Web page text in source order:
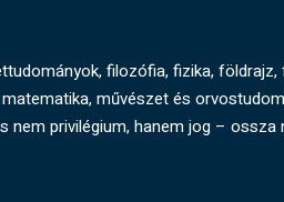
filozófia, fizika,
művészet és
privilégium, hanem jog – ossza